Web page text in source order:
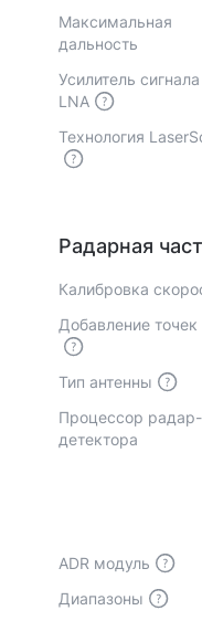
Максимальная
дальность
Усилитель сигнала
LNA
Технология
Радарная
Калибровка
Добавление точек
Тип антенны
Процессор радар-
детектора
ADR модуль
Диапазоны